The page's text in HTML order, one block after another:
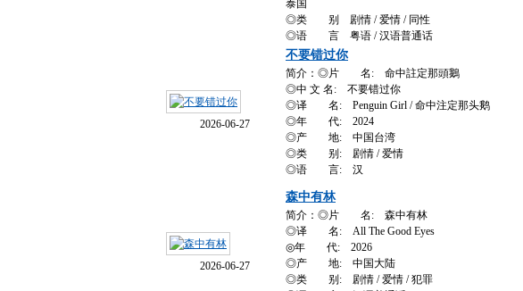
泰国
◎类 别 剧情 / 爱情 / 同性
◎语 言 粤语 / 汉语普通话
2026-06-27
不要错过你
简介：◎片 名: 命中註定那頭鵝
◎中 文 名: 不要错过你
◎译 名: Penguin Girl / 命中注定那头鹅
◎年 代: 2024
◎产 地: 中国台湾
◎类 别: 剧情 / 爱情
◎语 言: 汉
2026-06-27
森中有林
简介：◎片 名: 森中有林
◎译 名: All The Good Eyes
◎年 代: 2026
◎产 地: 中国大陆
◎类 别: 剧情 / 爱情 / 犯罪